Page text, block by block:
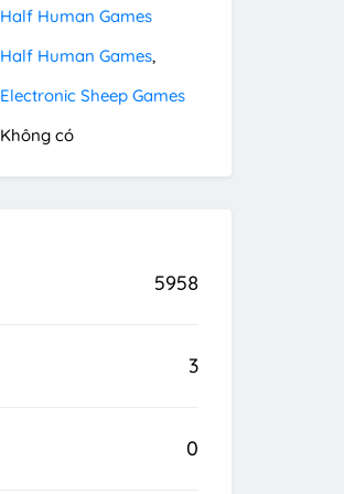
Half Human Games
Half Human Games
Electronic Sheep Games
Không có
5958
3
0